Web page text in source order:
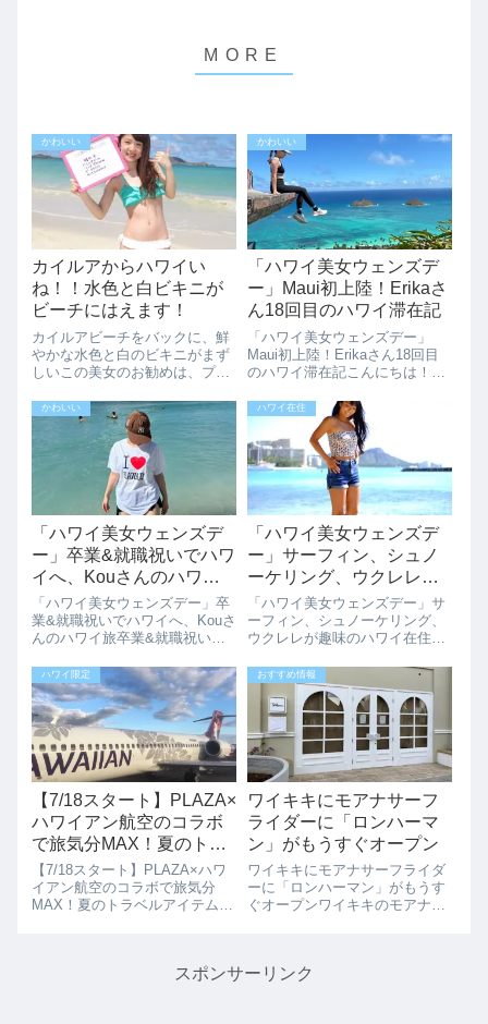
かわいい
カイルアからハワイい
ね！！水色と白ビキニが
ビーチにはえます！
カイルアビーチをバックに、鮮
やかな水色と白のビキニがまず
しいこの美女のお勧めは、プラ
なっていますが、まだまだ安い
みたいです。おすすめは、
DutyFreeのセール品です！
DutyFreeに一度足を運んでみて
かわいい
「ハワイ美女ウェンズデ
ー」Maui初上陸！Erikaさ
ん18回目のハワイ滞在記
「ハワイ美女ウェンズデー」
Maui初上陸！Erikaさん18回目
のハワイ滞在記こんにちは！ハ
erikaと申します初めてのハワイ
は生後9ヶ月の時、今回の滞在
は18回目でした2023年2024年1.
今回のハワイ旅行で一...
かわいい
「ハワイ美女ウェンズデ
ー」卒業&就職祝いでハワ
イへ、Kouさんのハワイ
旅
「ハワイ美女ウェンズデー」卒
業&就職祝いでハワイへ、Kouさ
んのハワイ旅卒業&就職祝いで
をインタビューさせていただき
ました。22歳 大学生 kouです。
今回のハワイは卒業&就職祝い
のお祝いを兼ねて母と姉、三世
代...
ハワイ在住
「ハワイ美女ウェンズデ
ー」サーフィン、シュノ
ーケリング、ウクレレが
趣味のハワイ在住Risaさ
ん。
「ハワイ美女ウェンズデー」サ
ーフィン、シュノーケリング、
ウクレレが趣味のハワイ在住
よく行くアラモアナエリアで撮
ったものです。）サイパンへ旅
行に行った際に、ハワイ在住の
今の主人と知り合い、結婚のた
めハワイに越し...
ハワイ限定
【7/18スタート】PLAZA×
ハワイアン航空のコラボ
で旅気分MAX！夏のトラ
ベルアイテムが勢ぞろい
【7/18スタート】PLAZA×ハワ
イアン航空のコラボで旅気分
MAX！夏のトラベルアイテムが
りなアイテムがPLAZAに勢ぞろ
おすすめ情報
ワイキキにモアナサーフ
ライダーに「ロンハーマ
ン」がもうすぐオープン
ワイキキにモアナサーフライダ
ーに「ロンハーマン」がもうす
ぐオープンワイキキのモアナサ
お店のドアにはOpening Soonの
スポンサーリンク